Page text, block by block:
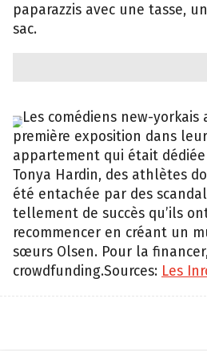
paparazzis avec une tasse,
sac.
Bring
THNK1994
Museum!
Les comédiens new-
première exposition dans
appartement qui était
Tonya Hardin, des athlètes
été entachée par des
tellement de succès qu’ils
recommencer en créant un
sœurs Olsen. Pour la
crowdfunding.Sources: Les